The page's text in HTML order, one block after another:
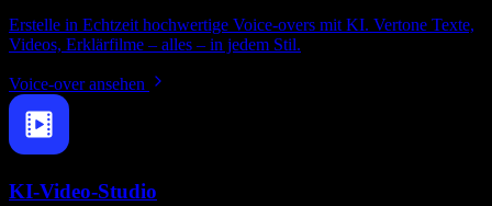
Erstelle in Echtzeit hochwertige Voice-overs mit KI. Vertone Texte,
Videos, Erklärfilme – alles – in jedem Stil.
Voice-over ansehen
KI-Video-Studio